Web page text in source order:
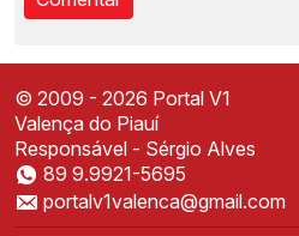
Instale o Portal V1
Acesse mais rápido direto
© 2009 - 2026 Portal V1
Valença do Piauí
Responsável - Sérgio Alves
89 9.9921-5695
portalv1valenca@gmail.com